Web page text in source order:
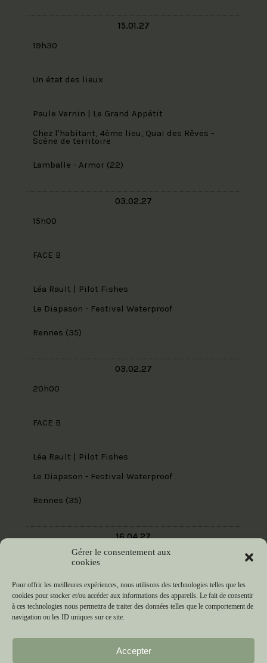
Gérer le consentement aux
cookies
Pour offrir les meilleures expériences, nous utilisons des technologies telles que les
cookies pour stocker et/ou accéder aux informations des appareils. Le fait de consentir
à ces technologies nous permettra de traiter des données telles que le comportement de
navigation ou les ID uniques sur ce site.
Accepter
15.01.27
19h30
Un état des lieux
Paule Vernin | Le Grand Appétit
Chez l'habitant, 4ème lieu, Quai des Rêves -
Scène de territoire
Lamballe - Armor (22)
03.02.27
15h00
FACE B
Léa Rault | Pilot Fishes
Le Diapason - Festival Waterproof
Rennes (35)
03.02.27
20h00
FACE B
Léa Rault | Pilot Fishes
Le Diapason - Festival Waterproof
Rennes (35)
16.04.27
Un état des lieux
Paule Vernin | Le Grand Appétit